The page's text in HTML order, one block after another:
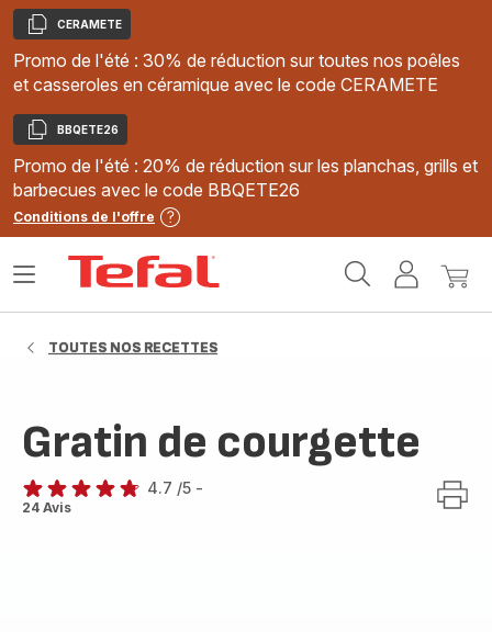
Copier
CERAMETE
Promo de l'été : 30% de réduction sur toutes nos poêles
et casseroles en céramique avec le code CERAMETE
Copier
BBQETE26
Promo de l'été : 20% de réduction sur les planchas, grills et
barbecues avec le code BBQETE26
Conditions de l'offre
MonMon
Ouvrir
TOUTES NOS RECETTES
Gratin de courgette
ratings.4.7
4.7 /5 -
24 Avis